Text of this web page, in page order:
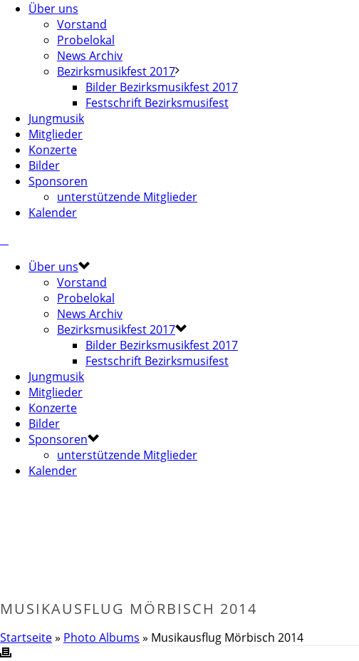
Über uns
Vorstand
Probelokal
News Archiv
Bezirksmusikfest 2017
Bilder Bezirksmusikfest 2017
Festschrift Bezirksmusifest
Jungmusik
Mitglieder
Konzerte
Bilder
Sponsoren
unterstützende Mitglieder
Kalender
Über uns
Vorstand
Probelokal
News Archiv
Bezirksmusikfest 2017
Bilder Bezirksmusikfest 2017
Festschrift Bezirksmusifest
Jungmusik
Mitglieder
Konzerte
Bilder
Sponsoren
unterstützende Mitglieder
Kalender
MUSIKAUSFLUG MÖRBISCH 2014
Startseite» Photo Albums » Musikausflug Mörbisch 2014